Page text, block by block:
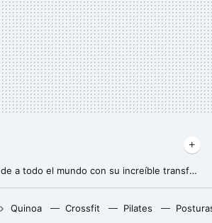
Will Smith sorprende a todo el mundo con su increíble transformación física después de un tiempo desaparecido
Un joven de 19 años hackeó el iPhone, fue contratado por Apple y terminó despedido por no contestar a un correo
Quinoa Crossfit Pilates